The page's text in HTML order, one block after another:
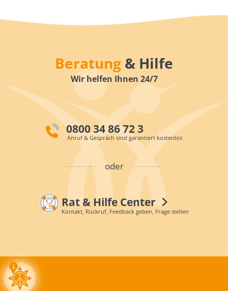
Beratung & Hilfe
Wir helfen Ihnen 24/7
0800 34 86 72 3
Anruf & Gespräch sind garantiert kostenlos
oder
Rat & Hilfe Center
Kontakt, Rückruf, Feedback geben, Frage stellen